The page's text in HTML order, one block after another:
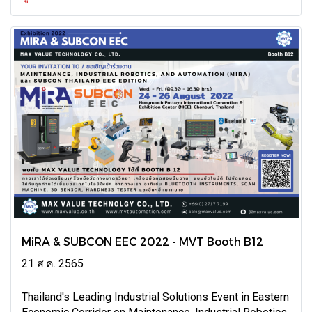
MiRA & SUBCON EEC 2022 - MVT Booth B12
21 ส.ค. 2565
Thailand's Leading Industrial Solutions Event in Eastern